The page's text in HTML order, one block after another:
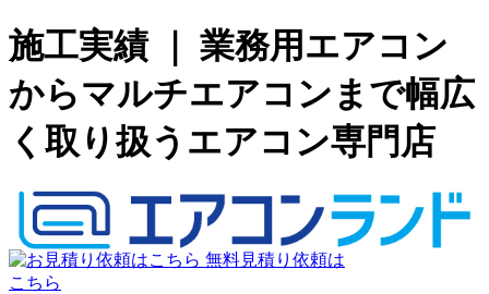
施工実績 ｜ 業務用エアコン
からマルチエアコンまで幅広
く取り扱うエアコン専門店
無料見積り依頼は
こちら